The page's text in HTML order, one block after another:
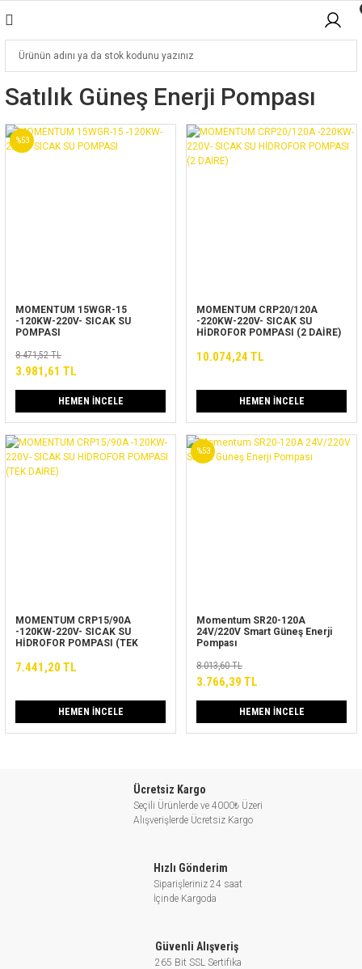
Satılık Güneş Enerji Pompası
%53
MOMENTUM 15WGR-15
-120KW-220V- SICAK SU
POMPASI
8.471,52 TL
3.981,61 TL
HEMEN İNCELE
MOMENTUM CRP20/120A
-220KW-220V- SICAK SU
HİDROFOR POMPASI (2 DAİRE)
10.074,24 TL
HEMEN İNCELE
MOMENTUM CRP15/90A
-120KW-220V- SICAK SU
HİDROFOR POMPASI (TEK
7.441,20 TL
HEMEN İNCELE
%53
Momentum SR20-120A
24V/220V Smart Güneş Enerji
Pompası
8.013,60 TL
3.766,39 TL
HEMEN İNCELE
Ücretsiz Kargo
Seçili Ürünlerde ve 4000₺ Üzeri
Alışverişlerde Ücretsiz Kargo
Hızlı Gönderim
Siparişleriniz 24 saat
İçinde Kargoda
Güvenli Alışveriş
265 Bit SSL Sertifika